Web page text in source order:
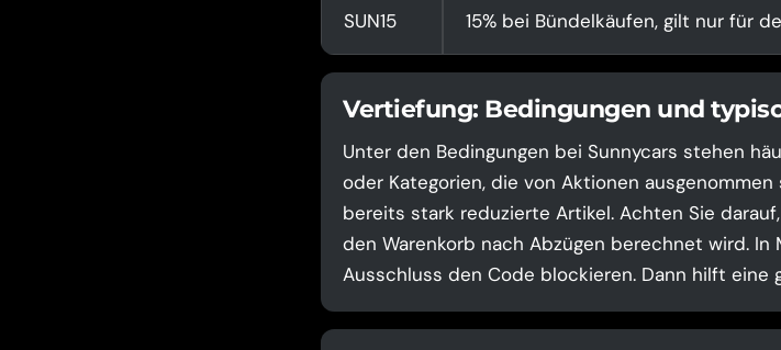
SUN15 15% bei Bündelkäufen, gilt nur für
Vertiefung: Bedingungen und
Unter den Bedingungen bei Sunnycars stehen
oder Kategorien, die von Aktionen
bereits stark reduzierte Artikel. Achten Sie
den Warenkorb nach Abzügen berechnet wird. In
Ausschluss den Code blockieren. Dann hilft eine